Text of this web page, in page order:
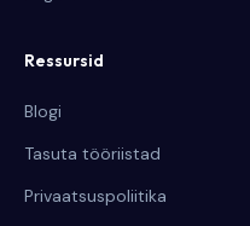
Ressursid
Blogi
Tasuta tööriistad
Privaatsuspoliitika